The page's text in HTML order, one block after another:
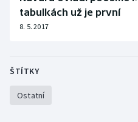
Gymnastika
tabulkách už je první
8. 5. 2017
ŠTÍTKY
Ostatní